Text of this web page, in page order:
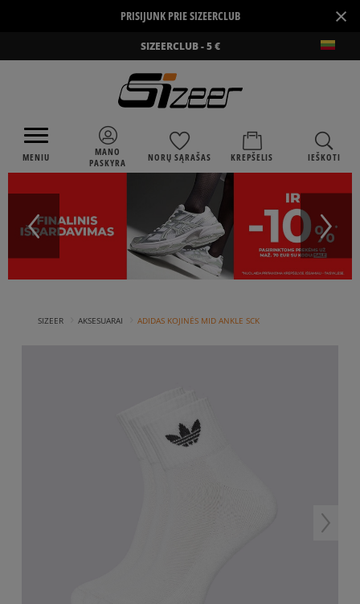
PRISIJUNK PRIE SIZEERCLUB ×
SIZEERCLUB - 5 €
MENIU
MANO
PASKYRA
NORŲ SĄRAŠAS KREPŠELIS IEŠKOTI
SIZEER AKSESUARAI ADIDAS KOJINĖS MID ANKLE SCK